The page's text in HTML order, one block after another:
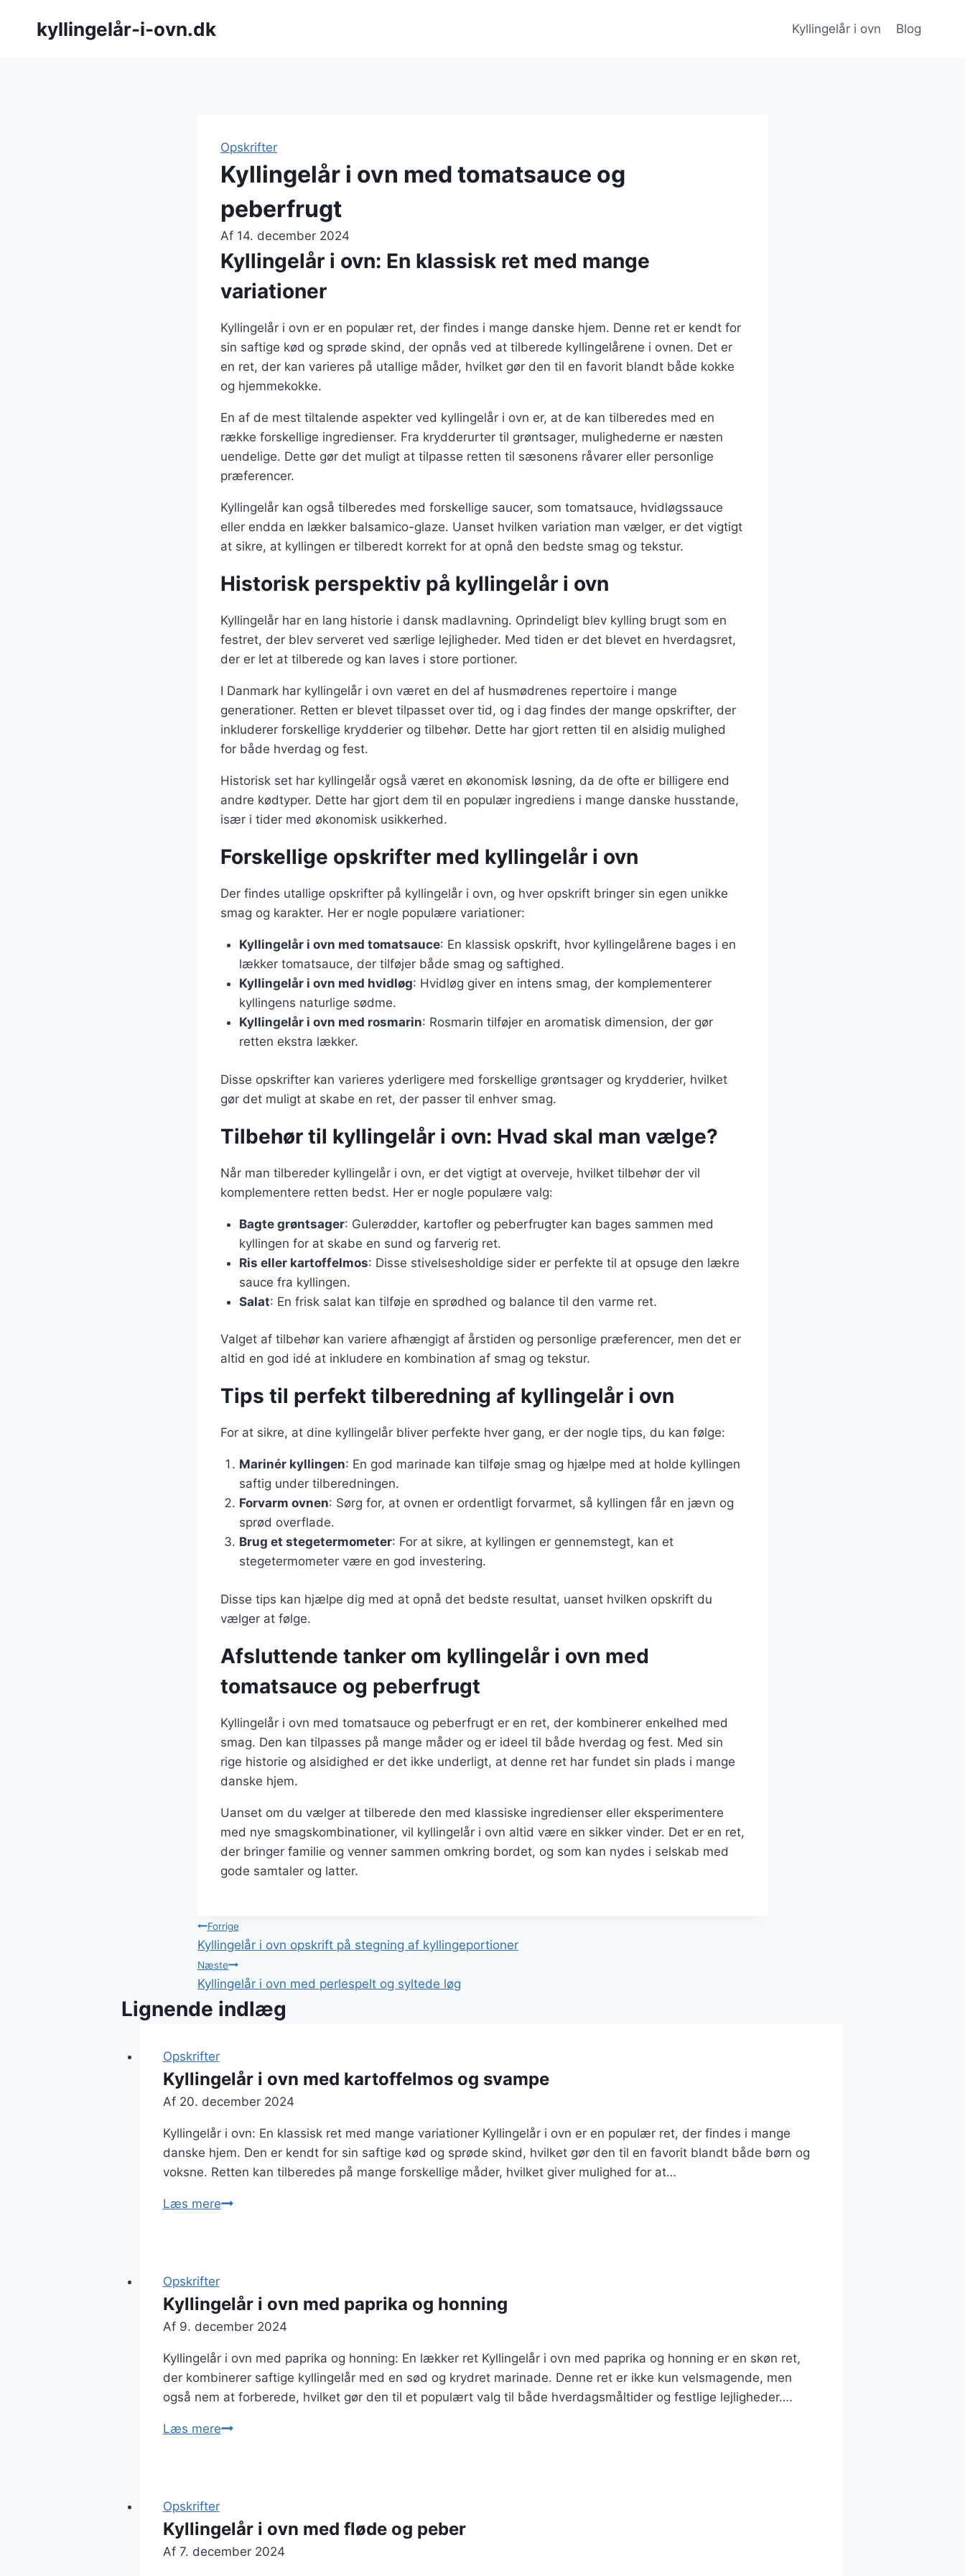
kyllingelår-i-ovn.dk Kyllingelår i ovn Blog
Opskrifter
Kyllingelår i ovn med tomatsauce og
peberfrugt
Af 14. december 2024
Kyllingelår i ovn: En klassisk ret med mange
variationer
Kyllingelår i ovn er en populær ret, der findes i mange danske hjem. Denne ret er kendt for
sin saftige kød og sprøde skind, der opnås ved at tilberede kyllingelårene i ovnen. Det er
en ret, der kan varieres på utallige måder, hvilket gør den til en favorit blandt både kokke
og hjemmekokke.
En af de mest tiltalende aspekter ved kyllingelår i ovn er, at de kan tilberedes med en
række forskellige ingredienser. Fra krydderurter til grøntsager, mulighederne er næsten
uendelige. Dette gør det muligt at tilpasse retten til sæsonens råvarer eller personlige
præferencer.
Kyllingelår kan også tilberedes med forskellige saucer, som tomatsauce, hvidløgssauce
eller endda en lækker balsamico-glaze. Uanset hvilken variation man vælger, er det vigtigt
at sikre, at kyllingen er tilberedt korrekt for at opnå den bedste smag og tekstur.
Historisk perspektiv på kyllingelår i ovn
Kyllingelår har en lang historie i dansk madlavning. Oprindeligt blev kylling brugt som en
festret, der blev serveret ved særlige lejligheder. Med tiden er det blevet en hverdagsret,
der er let at tilberede og kan laves i store portioner.
I Danmark har kyllingelår i ovn været en del af husmødrenes repertoire i mange
generationer. Retten er blevet tilpasset over tid, og i dag findes der mange opskrifter, der
inkluderer forskellige krydderier og tilbehør. Dette har gjort retten til en alsidig mulighed
for både hverdag og fest.
Historisk set har kyllingelår også været en økonomisk løsning, da de ofte er billigere end
andre kødtyper. Dette har gjort dem til en populær ingrediens i mange danske husstande,
især i tider med økonomisk usikkerhed.
Forskellige opskrifter med kyllingelår i ovn
Der findes utallige opskrifter på kyllingelår i ovn, og hver opskrift bringer sin egen unikke
smag og karakter. Her er nogle populære variationer:
Kyllingelår i ovn med tomatsauce: En klassisk opskrift, hvor kyllingelårene bages i en
lækker tomatsauce, der tilføjer både smag og saftighed.
Kyllingelår i ovn med hvidløg: Hvidløg giver en intens smag, der komplementerer
kyllingens naturlige sødme.
Kyllingelår i ovn med rosmarin: Rosmarin tilføjer en aromatisk dimension, der gør
retten ekstra lækker.
Disse opskrifter kan varieres yderligere med forskellige grøntsager og krydderier, hvilket
gør det muligt at skabe en ret, der passer til enhver smag.
Tilbehør til kyllingelår i ovn: Hvad skal man vælge?
Når man tilbereder kyllingelår i ovn, er det vigtigt at overveje, hvilket tilbehør der vil
komplementere retten bedst. Her er nogle populære valg:
Bagte grøntsager: Gulerødder, kartofler og peberfrugter kan bages sammen med
kyllingen for at skabe en sund og farverig ret.
Ris eller kartoffelmos: Disse stivelsesholdige sider er perfekte til at opsuge den lækre
sauce fra kyllingen.
Salat: En frisk salat kan tilføje en sprødhed og balance til den varme ret.
Valget af tilbehør kan variere afhængigt af årstiden og personlige præferencer, men det er
altid en god idé at inkludere en kombination af smag og tekstur.
Tips til perfekt tilberedning af kyllingelår i ovn
For at sikre, at dine kyllingelår bliver perfekte hver gang, er der nogle tips, du kan følge:
Marinér kyllingen: En god marinade kan tilføje smag og hjælpe med at holde kyllingen
saftig under tilberedningen.
Forvarm ovnen: Sørg for, at ovnen er ordentligt forvarmet, så kyllingen får en jævn og
sprød overflade.
Brug et stegetermometer: For at sikre, at kyllingen er gennemstegt, kan et
stegetermometer være en god investering.
Disse tips kan hjælpe dig med at opnå det bedste resultat, uanset hvilken opskrift du
vælger at følge.
Afsluttende tanker om kyllingelår i ovn med
tomatsauce og peberfrugt
Kyllingelår i ovn med tomatsauce og peberfrugt er en ret, der kombinerer enkelhed med
smag. Den kan tilpasses på mange måder og er ideel til både hverdag og fest. Med sin
rige historie og alsidighed er det ikke underligt, at denne ret har fundet sin plads i mange
danske hjem.
Uanset om du vælger at tilberede den med klassiske ingredienser eller eksperimentere
med nye smagskombinationer, vil kyllingelår i ovn altid være en sikker vinder. Det er en ret,
der bringer familie og venner sammen omkring bordet, og som kan nydes i selskab med
gode samtaler og latter.
Indlægsnavigation
Forrige
Kyllingelår i ovn opskrift på stegning af kyllingeportioner
Næste
Kyllingelår i ovn med perlespelt og syltede løg
Lignende indlæg
Opskrifter
Kyllingelår i ovn med kartoffelmos og svampe
Af 20. december 2024
Kyllingelår i ovn: En klassisk ret med mange variationer Kyllingelår i ovn er en populær ret, der findes i mange
danske hjem. Den er kendt for sin saftige kød og sprøde skind, hvilket gør den til en favorit blandt både børn og
voksne. Retten kan tilberedes på mange forskellige måder, hvilket giver mulighed for at…
Læs mereKyllingelår
og
svampe
Opskrifter
Kyllingelår i ovn med paprika og honning
Af 9. december 2024
Kyllingelår i ovn med paprika og honning: En lækker ret Kyllingelår i ovn med paprika og honning er en skøn ret,
der kombinerer saftige kyllingelår med en sød og krydret marinade. Denne ret er ikke kun velsmagende, men
også nem at forberede, hvilket gør den til et populært valg til både hverdagsmåltider og festlige lejligheder….
Læs mereKyllingelår
og
honning
Opskrifter
Kyllingelår i ovn med fløde og peber
Af 7. december 2024